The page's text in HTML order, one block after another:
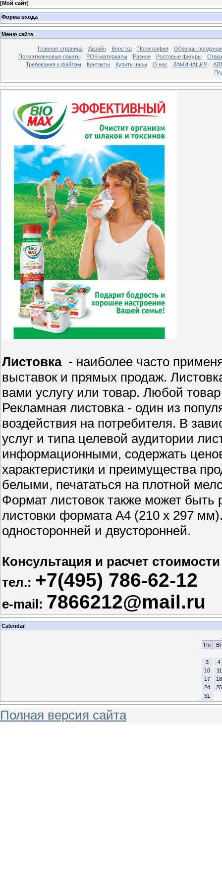
[Мой сайт]
Форма входа
Меню сайта
Главная страница Дизайн Верстка Полиграфия
Образцы
Полиэтиленовые пакеты
POS материалы Разное Ростовые фигуры
Требования к файлам
Контакты Купить часы О нас ЛАМИНАЦИЯ
Листовка- наиболее часто
выставок и прямых продаж.
вами услугу или товар. Любой
Рекламная листовка - один из
воздействия на потребителя. В
услуг и типа целевой аудитории
информационными, содержать
характеристики и преимущества
белыми, печататься на плотной
Формат листовок также может
листовки формата А4 (210 х 297
односторонней и двусторонней.
Консультация и расчет стоимости
тел.: +7(495) 786-62-12
e-mail: 7866212@mail.ru
Calendar
Пн
Вт
3
4
10
11
17
18
24
25
31
Полная версия сайта